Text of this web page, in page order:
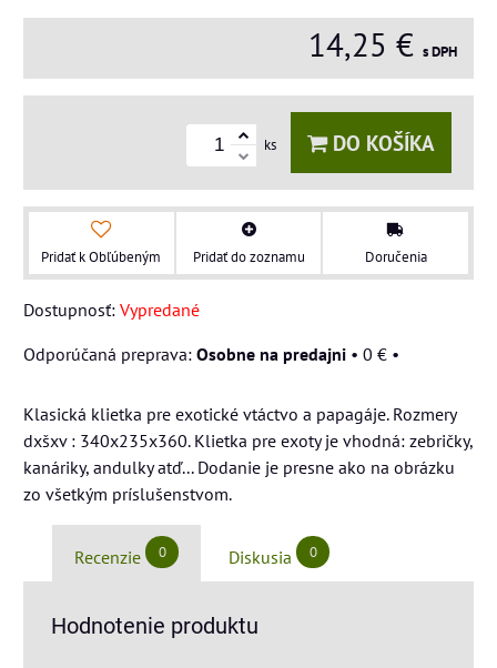
14,25 € s DPH
ks DO KOŠÍKA
Pridať k Obľúbeným Pridať do zoznamu Doručenia
Dostupnosť: Vypredané
Osobne na predajni • 0 € •
Klasická klietka pre exotické vtáctvo a papagáje. Rozmery
dxšxv : 340x235x360. Klietka pre exoty je vhodná: zebričky,
kanáriky, andulky atď... Dodanie je presne ako na obrázku
zo všetkým príslušenstvom.
Recenzie 0 Diskusia 0
Hodnotenie produktu